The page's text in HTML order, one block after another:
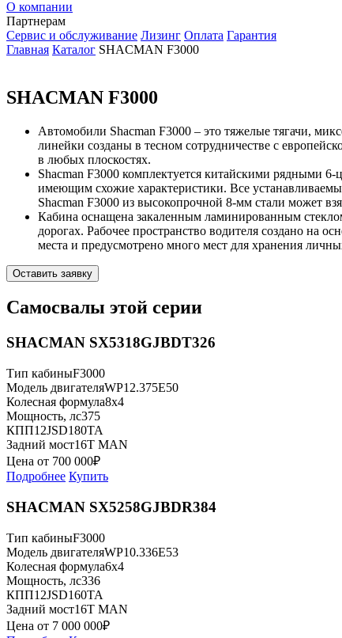
О компании
Партнерам
Сервис и обслуживание Лизинг Оплата Гарантия
Главная Каталог SHACMAN F3000
SHACMAN F3000
Автомобили Shacman F3000 – это тяжелые тягачи,
линейки созданы в тесном сотрудничестве с
в любых плоскостях.
Shacman F3000 комплектуется китайскими рядными
имеющим схожие характеристики. Все
Shacman F3000 из высокопрочной 8-мм стали может
Кабина оснащена закаленным ламинированным
дорогах. Рабочее пространство водителя создано на
места и предусмотрено много мест для хранения
Оставить заявку
Самосвалы этой серии
SHACMAN SX5318GJBDT326
Тип кабиныF3000
Модель двигателяWP12.375E50
Колесная формула8x4
Мощность, лс375
КПП12JSD180TA
Задний мост16T MAN
Цена от 700 000₽
Подробнее Купить
SHACMAN SX5258GJBDR384
Тип кабиныF3000
Модель двигателяWP10.336E53
Колесная формула6x4
Мощность, лс336
КПП12JSD160TA
Задний мост16T MAN
Цена от 7 000 000₽